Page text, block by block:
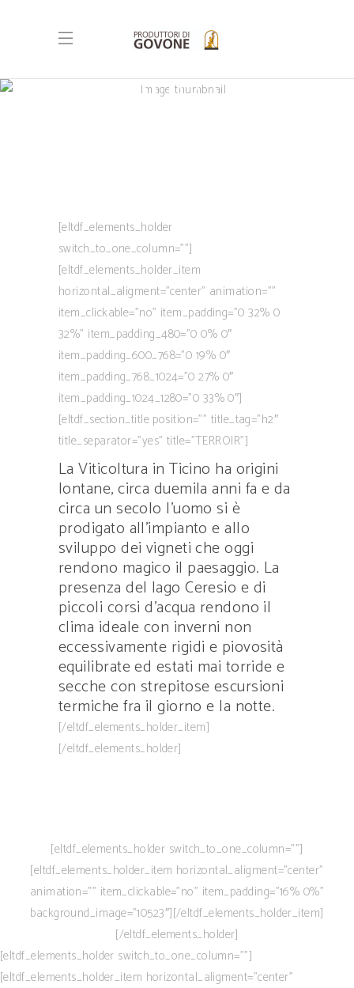
TERROIR
[eltdf_elements_holder
switch_to_one_column=””]
[eltdf_elements_holder_item
horizontal_aligment=”center” animation=””
item_clickable=”no” item_padding=”0 32% 0
32%” item_padding_480=”0 0% 0″
item_padding_600_768=”0 19% 0″
item_padding_768_1024=”0 27% 0″
item_padding_1024_1280=”0 33% 0″]
[eltdf_section_title position=”” title_tag=”h2″
title_separator=”yes” title=”TERROIR”]
La Viticoltura in Ticino ha origini
lontane, circa duemila anni fa e da
circa un secolo l’uomo si è
prodigato all’impianto e allo
sviluppo dei vigneti che oggi
rendono magico il paesaggio. La
presenza del lago Ceresio e di
piccoli corsi d’acqua rendono il
clima ideale con inverni non
eccessivamente rigidi e piovosità
equilibrate ed estati mai torride e
secche con strepitose escursioni
termiche fra il giorno e la notte.
[/eltdf_elements_holder_item]
[/eltdf_elements_holder]
[eltdf_elements_holder switch_to_one_column=””]
[eltdf_elements_holder_item horizontal_aligment=”center”
animation=”” item_clickable=”no” item_padding=”16% 0%”
background_image=”10523″][/eltdf_elements_holder_item]
[/eltdf_elements_holder]
[eltdf_elements_holder switch_to_one_column=””]
[eltdf_elements_holder_item horizontal_aligment=”center”